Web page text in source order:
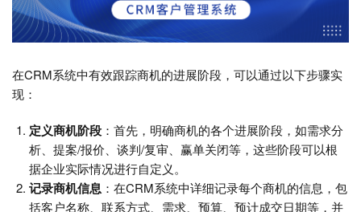
在CRM系统中有效跟踪商机的进展阶段，可以通过以下步骤实
现：
定义商机阶段 ：首先，明确商机的各个进展阶段，如需求分
析、提案/报价、谈判/复审、赢单关闭等，这些阶段可以根
据企业实际情况进行自定义。
记录商机信息 ：在CRM系统中详细记录每个商机的信息，包
括客户名称、联系方式、需求、预算、预计成交日期等，并